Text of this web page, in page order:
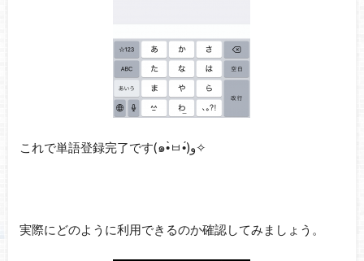
これで単語登録完了です(๑•̀ㅂ•́)و✧
実際にどのように利用できるのか確認してみましょう。